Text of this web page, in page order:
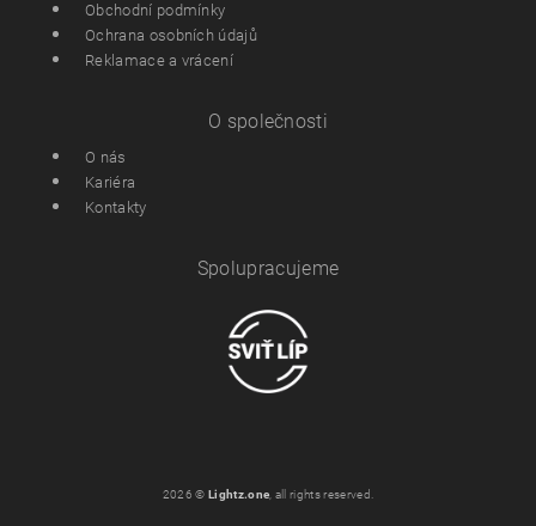
Obchodní podmínky
Ochrana osobních údajů
Reklamace a vrácení
O společnosti
O nás
Kariéra
Kontakty
Spolupracujeme
2026 © Lightz.one , all rights reserved.